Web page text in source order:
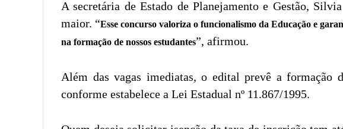
A secretária de Estado de Planejamento e Gestão,
maior. “Esse concurso valoriza o funcionalismo da Educação e
na formação de nossos estudantes”, afirmou.
Além das vagas imediatas, o edital prevê a formação
conforme estabelece a Lei Estadual nº 11.867/1995.